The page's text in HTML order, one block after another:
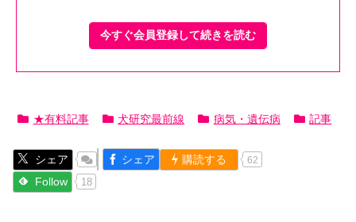
今すぐ会員登録して続きを読む
★有料記事 犬研究最前線 病気・遺伝病 記事
シェア シェア 購読する 62
Follow 18